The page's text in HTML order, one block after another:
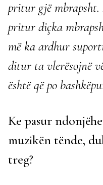
pritur gjë
pritur diçka
më ka ardhur
ditur ta vlerësojnë
është që po
Ke pasur
muzikën tënde,
treg?